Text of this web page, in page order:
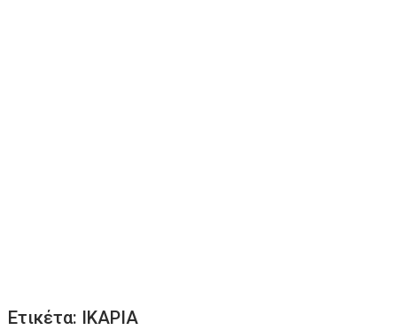
Ετικέτα: ΙΚΑΡΙΑ